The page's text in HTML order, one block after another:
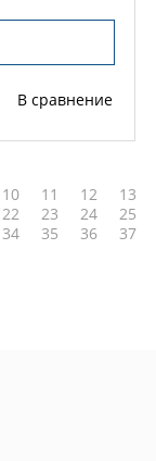
В сравнение
10 11 12
13
22 23 24
25
34 35 36
37